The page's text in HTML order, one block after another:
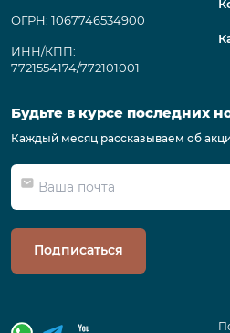
ОГРН: 1067746534900
ИНН/КПП:
7721554174/772101001
Будьте в курсе последних
Каждый месяц рассказываем об
Подписаться